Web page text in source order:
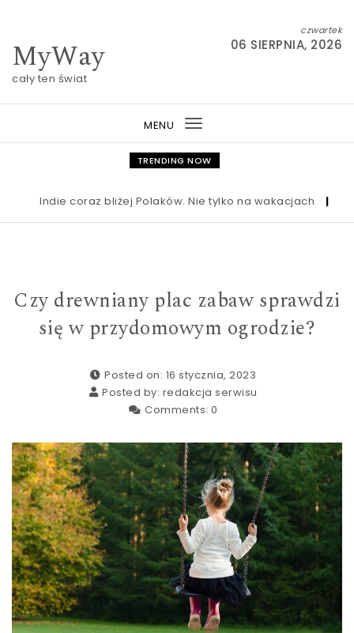
MyWay
cały ten świat
czwartek
06 SIERPNIA, 2026
MENU
Toggle
navigation
TRENDING NOW
Indie coraz bliżej Polaków. Nie tylko na wakacjach |
Czy drewniany plac zabaw sprawdzi
się w przydomowym ogrodzie?
Posted on: 16 stycznia, 2023
Posted by: redakcja serwisu
Comments: 0